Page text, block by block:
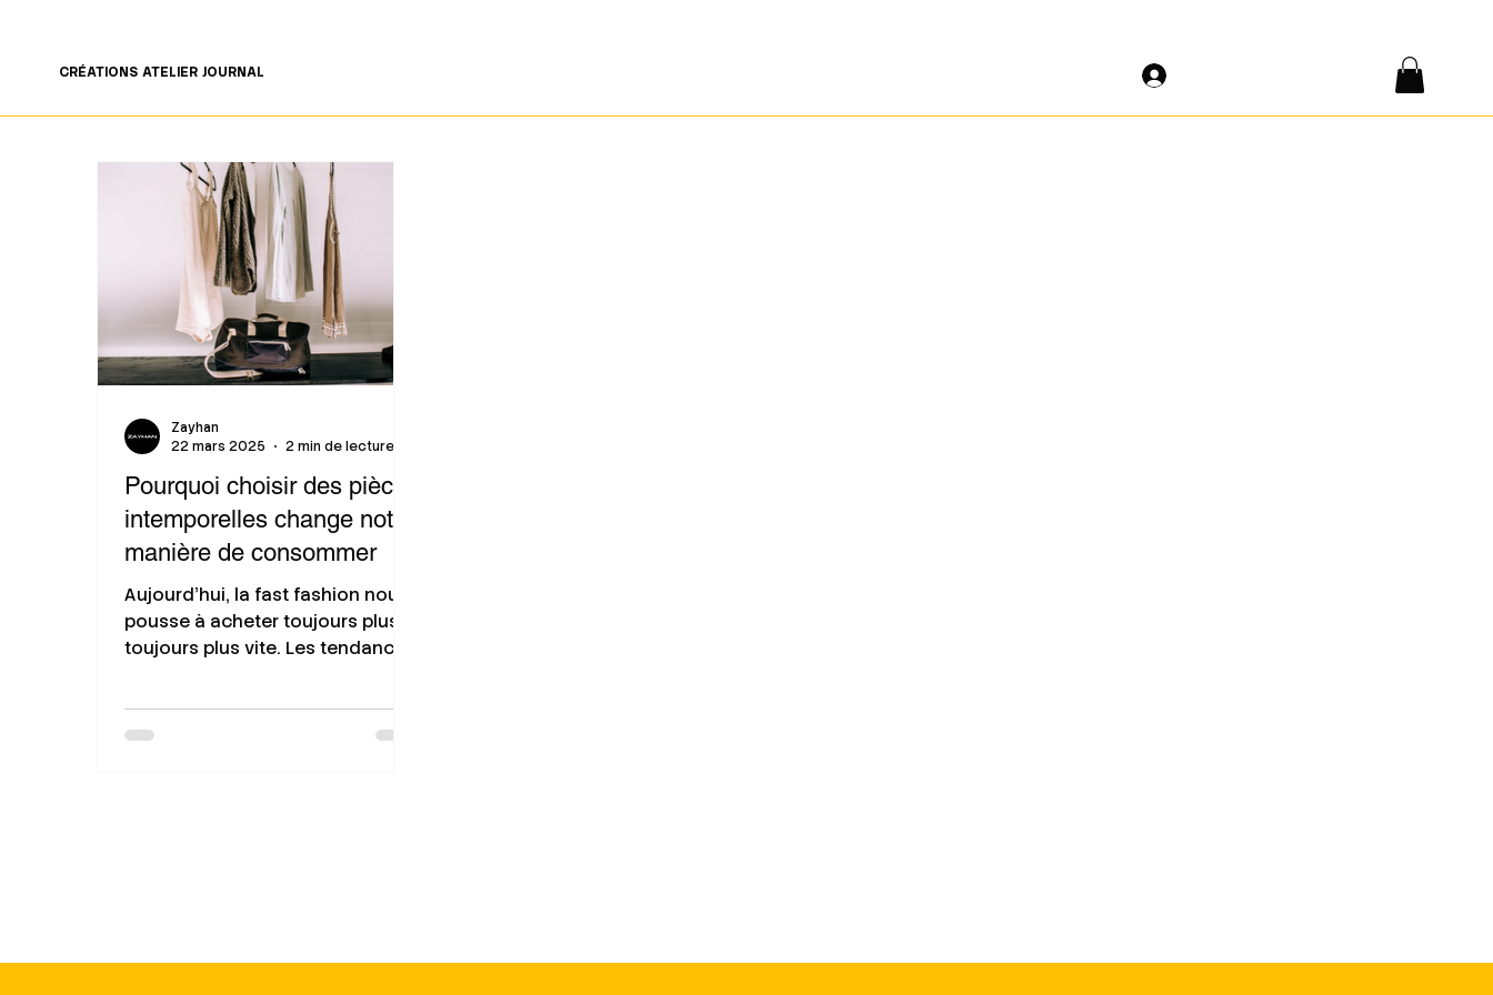
CRÉATIONS ATELIER JOURNAL
Pourquoi choisir des pièces
intemporelles change notre
manière de consommer
Aujourd’hui, la fast fashion nous
pousse à acheter toujours plus,
toujours plus vite. Les tendances
Zayhan
22 mars 2025
2 min de lecture